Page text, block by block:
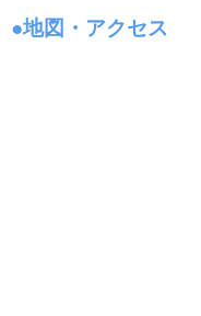
●地図・アクセス